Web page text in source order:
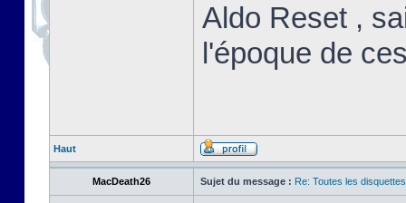
Aldo Reset ,
l'époque de
Haut
MacDeath26 Sujet du message : Re: Toutes les